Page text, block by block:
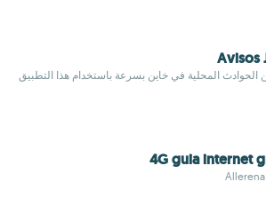
Avisos
الحوادث المحلية في خاين بسرعة باستخدام هذا التطبيق
4G guia internet